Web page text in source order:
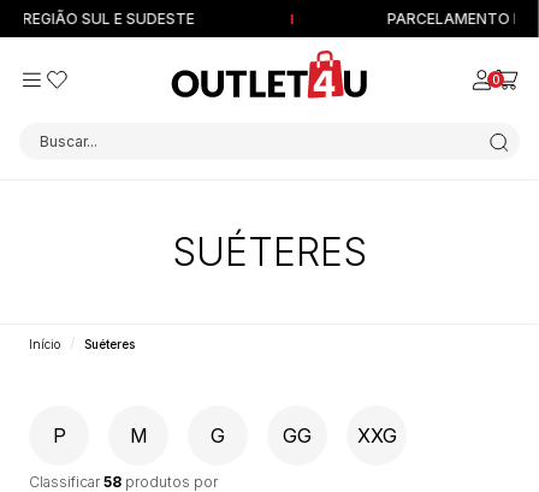
SUL E SUDESTE PARCELAMENTO EM
0
Buscar...
SUÉTERES
Início Suéteres
P M G GG XXG
Classificar 58 produtos por